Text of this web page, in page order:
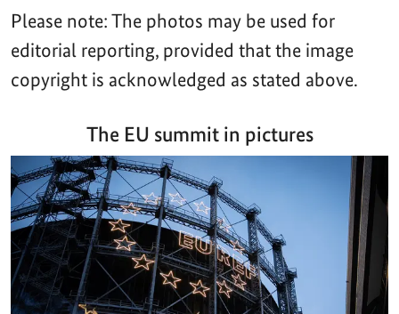
Please note: The photos may be used for
editorial reporting, provided that the image
copyright is acknowledged as stated above.
The EU summit in pictures